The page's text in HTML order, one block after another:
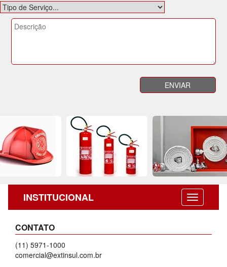
INSTITUCIONAL
CONTATO
(11) 5971-1000
comercial@extinsul.com.br